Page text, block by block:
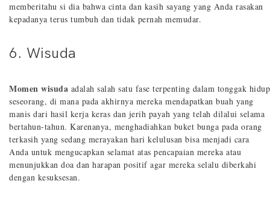
memberitahu si dia bahwa cinta dan kasih sayang yang Anda rasakan
kepadanya terus tumbuh dan tidak pernah memudar.
6. Wisuda
Momen wisuda adalah salah satu fase terpenting dalam tonggak hidup
seseorang, di mana pada akhirnya mereka mendapatkan buah yang
manis dari hasil kerja keras dan jerih payah yang telah dilalui selama
bertahun-tahun. Karenanya, menghadiahkan buket bunga pada orang
terkasih yang sedang merayakan hari kelulusan bisa menjadi cara
Anda untuk mengucapkan selamat atas pencapaian mereka atau
menunjukkan doa dan harapan positif agar mereka selalu diberkahi
dengan kesuksesan.